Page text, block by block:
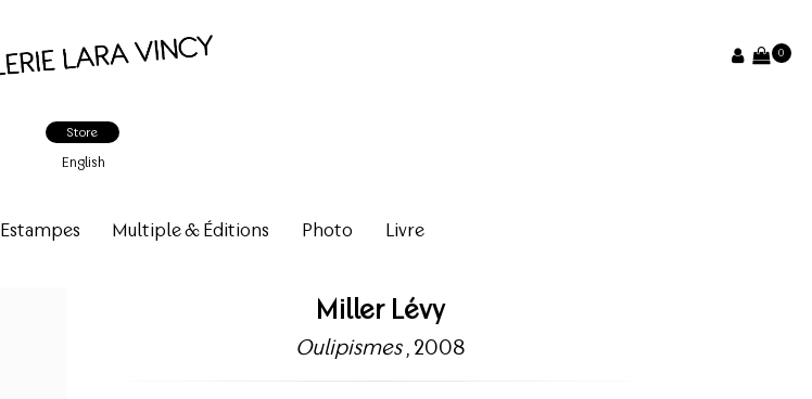
0
Store
English
Estampes Multiple & Éditions Photo Livre
Miller Lévy
Oulipismes, 2008